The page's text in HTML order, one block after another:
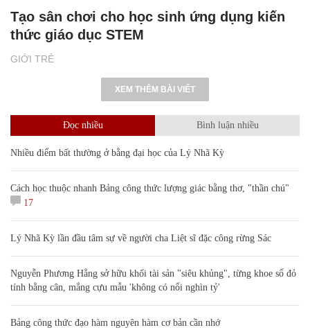
GIỚI TRẺ
Tạo sân chơi cho học sinh ứng dụng kiến
thức giáo dục STEM
XEM THÊM BÀI VIẾT
Đọc nhiều Bình luận nhiều
Nhiều điểm bất thường ở bằng đại học của Lý Nhã Kỳ
Cách học thuộc nhanh Bảng công thức lượng giác bằng thơ, "thần chú"
17
Lý Nhã Kỳ lần đầu tâm sự về người cha Liệt sĩ đặc công rừng Sác
Nguyễn Phương Hằng sở hữu khối tài sản "siêu khủng", từng khoe sổ đỏ
tính bằng cân, mắng cựu mẫu 'không có nổi nghìn tỷ'
Bảng công thức đạo hàm nguyên hàm cơ bản cần nhớ